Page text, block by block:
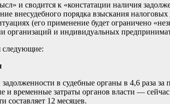
и сводится к «констатации наличия
внесудебного порядка взыскания
(его применение будет ограничено
организаций и индивидуальных
следующие:
в судебные органы в 4,6 раза
и временные затраты органов власти —
составляет 12 месяцев.